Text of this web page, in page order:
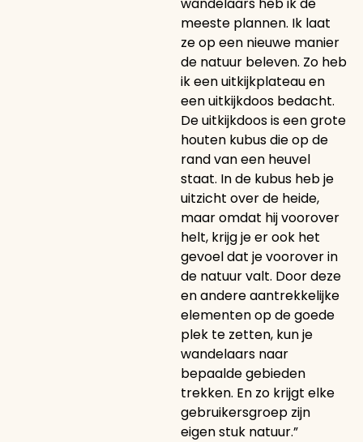
meeste plannen. Ik laat
ze op een nieuwe manier
de natuur beleven. Zo heb
ik een uitkijkplateau en
een uitkijkdoos bedacht.
De uitkijkdoos is een grote
houten kubus die op de
rand van een heuvel
staat. In de kubus heb je
uitzicht over de heide,
maar omdat hij voorover
helt, krijg je er ook het
gevoel dat je voorover in
de natuur valt. Door deze
en andere aantrekkelijke
elementen op de goede
plek te zetten, kun je
wandelaars naar
bepaalde gebieden
trekken. En zo krijgt elke
gebruikersgroep zijn
eigen stuk natuur.”